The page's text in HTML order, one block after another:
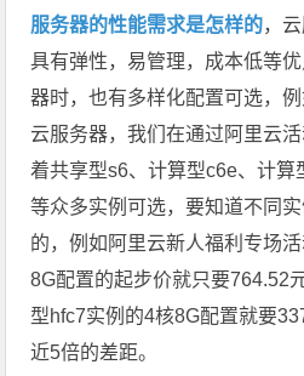
服务器的性能需求是怎样的，
具有弹性，易管理，成本低等
器时，也有多样化配置可选，
云服务器，我们在通过阿里云
着共享型s6、计算型c6e、计算
等众多实例可选，要知道不同
的，例如阿里云新人福利专场
8G配置的起步价就只要764.52
型hfc7实例的4核8G配置就要
近5倍的差距。